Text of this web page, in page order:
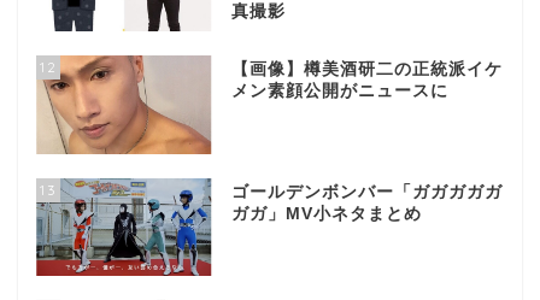
真撮影
12
【画像】樽美酒研二の正統派イケ
メン素顔公開がニュースに
13
ゴールデンボンバー「ガガガガガ
ガガ」MV小ネタまとめ